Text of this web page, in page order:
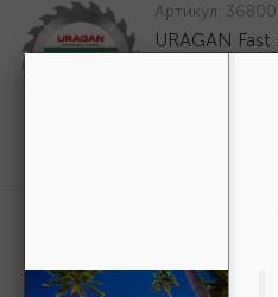
Артикул:
URAGAN
3550-
БАЗ
водостойкий,